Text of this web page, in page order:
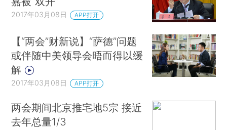
2017年03月08日 APP打开
【“两会”财新说】“萨德”问题
或伴随中美领导会晤而得以缓
解
2017年03月08日 APP打开
两会期间北京推宅地5宗 接近
去年总量1/3